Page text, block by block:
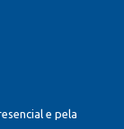
e pela